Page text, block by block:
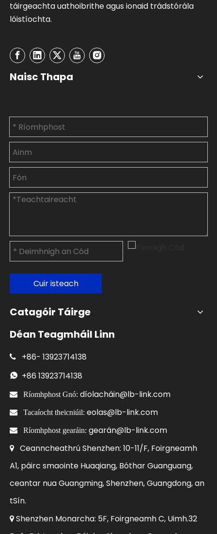
táirgeachta uathoibrithe agus ionaid trádstórála
lóistíochta.
Naisc Thapa
Cuir isteach
Catagóir Táirge
Déan Teagmháil Linn
 +86- 13923714138
 +86 13923714138
 Ríomhphost Gnó: díolacháin@lb-link.com
 Tacaíocht theicniúil: eolas@lb-link.com
 Ríomhphost gearáin: gearán@lb-link.com
 Ceanncheathrú Shenzhen: 10-11/F, Foirgneamh
A1, páirc smaointe Huaqiang, Bóthar Guanguang,
ceantar nua Guangming, Shenzhen, Guangdong, an
tSín.
 Shenzhen Monarcha: 5F, Foirgneamh C, Uimh.32